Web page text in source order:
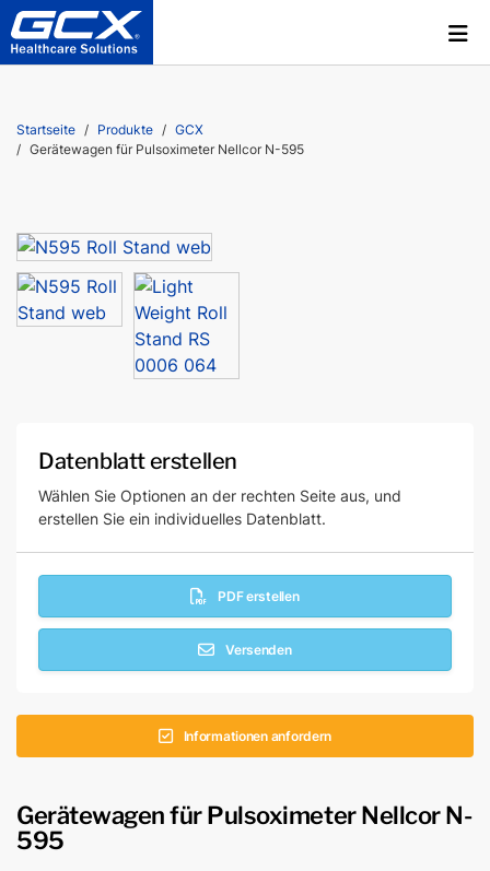
Startseite Produkte
GCX
Gerätewagen für Pulsoximeter Nellcor N-595
Datenblatt erstellen
Wählen Sie Optionen an der rechten Seite aus, und
erstellen Sie ein individuelles Datenblatt.
PDF erstellen
Versenden
Informationen anfordern
Gerätewagen für Pulsoximeter Nellcor N-
595